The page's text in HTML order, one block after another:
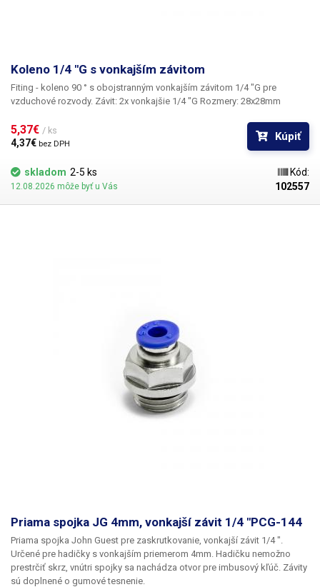
Koleno 1/4 "G s vonkajším závitom
Fiting - koleno 90 ° s obojstranným vonkajším závitom 1/4 "G pre
vzduchové rozvody. Závit: 2x vonkajšie 1/4 "G Rozmery: 28x28mm
5,37€ / ks
4,37€ bez DPH
Kúpiť
skladom 2-5 ks
12.08.2026 môže byť u Vás
Kód:
102557
Priama spojka JG 4mm, vonkajší závit 1/4 "PCG-144
Priama spojka John Guest pre zaskrutkovanie, vonkajší závit 1/4 ".
Určené pre hadičky s vonkajším priemerom 4mm. Hadičku nemožno
prestrčiť skrz, vnútri spojky sa nachádza otvor pre imbusový kľúč. Závity
sú doplnené o gumové tesnenie.